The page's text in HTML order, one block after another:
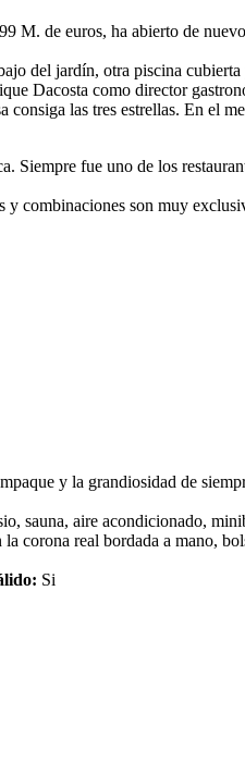
M. de euros, ha abierto de
del jardín, otra piscina
Dacosta como director
consiga las tres estrellas. En el
Siempre fue uno de los
combinaciones son muy
y la grandiosidad de
sauna, aire acondicionado,
corona real bordada a mano,
Si